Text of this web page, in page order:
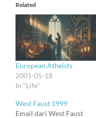
Related
European Atheists
2001-05-18
In "Life"
West Faust 1999
Email dari West Faust